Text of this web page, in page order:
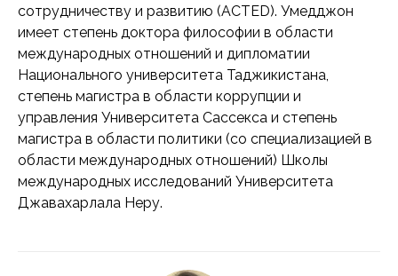
сотрудничеству и развитию (ACTED). Умедджон
имеет степень доктора философии в области
международных отношений и дипломатии
Национального университета Таджикистана,
степень магистра в области коррупции и
управления Университета Сассекса и степень
магистра в области политики (со специализацией в
области международных отношений) Школы
международных исследований Университета
Джавахарлала Неру.